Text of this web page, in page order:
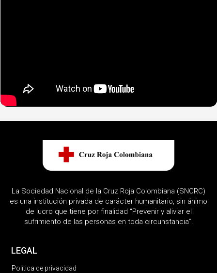
La Sociedad Nacional de la Cruz Roja Colombiana (SNCRC)
es una institución privada de carácter humanitario, sin ánimo
de lucro que tiene por finalidad “Prevenir y aliviar el
sufrimiento de las personas en toda circunstancia”.
LEGAL
Política de privacidad